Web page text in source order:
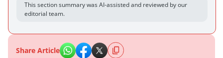
This section summary was AI-assisted and reviewed by our
editorial team.
Share Article